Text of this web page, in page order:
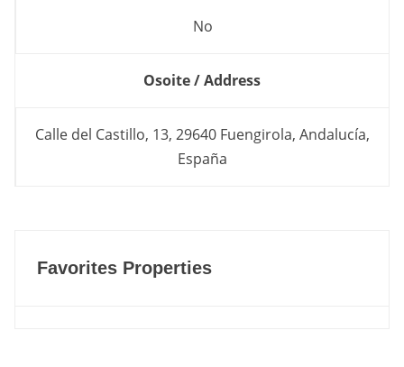
No
Osoite / Address
Calle del Castillo, 13, 29640 Fuengirola, Andalucía,
España
Favorites Properties